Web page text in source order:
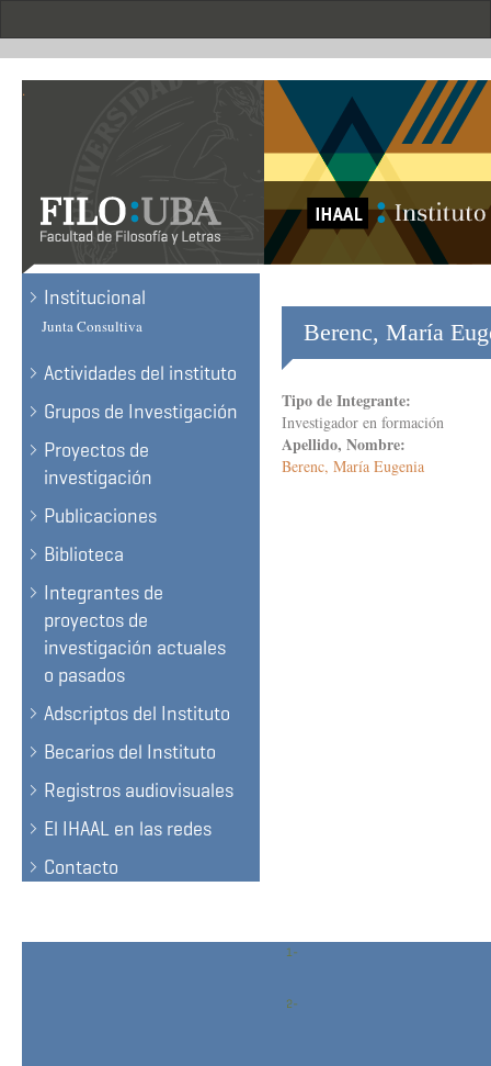
.
Institucional
Junta Consultiva
Actividades del instituto
Grupos de Investigación
Proyectos de
investigación
Publicaciones
Biblioteca
Integrantes de
proyectos de
investigación actuales
o pasados
Adscriptos del Instituto
Becarios del Instituto
Registros audiovisuales
El IHAAL en las redes
Contacto
Berenc, María
Tipo de Integrante:
Investigador en formación
Apellido, Nombre:
Berenc, María Eugenia